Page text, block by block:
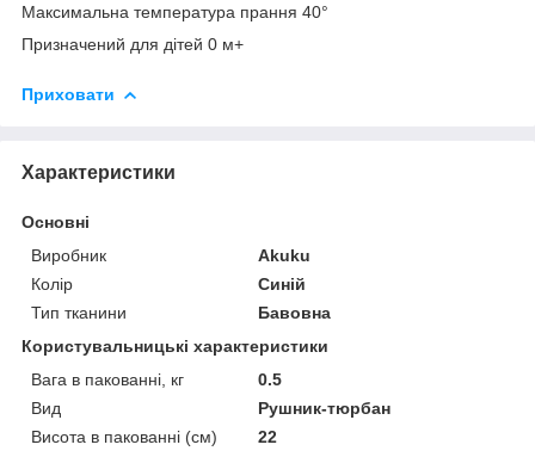
Максимальна температура прання 40°
Призначений для дітей 0 м+
Приховати
Характеристики
Основні
Виробник
Akuku
Колір
Синій
Тип тканини
Бавовна
Користувальницькі характеристики
Вага в пакованні, кг
0.5
Вид
Рушник-тюрбан
Висота в пакованні (см)
22